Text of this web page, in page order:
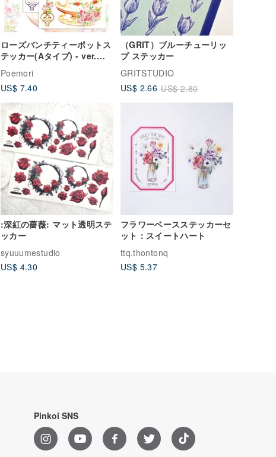
ローズバンチティーポットス
テッカー(Aタイプ) - ver.背
Poemori
US$ 7.40
（GRIT）ブルーチューリッ
プ ステッカー
GRITSTUDIO
US$ 2.66 US$ 2.80
:深紅の薔薇: マット透明ステ
ッカー
syuuumestudio
US$ 4.30
フラワーベースステッカーセ
ット：スイートハート
ttq.thontonq
US$ 5.37
Pinkoi SNS